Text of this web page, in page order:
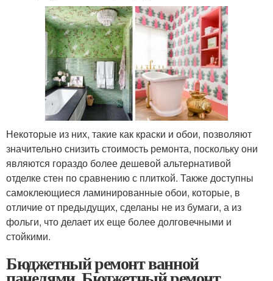
Некоторые из них, такие как краски и обои, позволяют
значительно снизить стоимость ремонта, поскольку они
являются гораздо более дешевой альтернативой
отделке стен по сравнению с плиткой. Также доступны
самоклеющиеся ламинированные обои, которые, в
отличие от предыдущих, сделаны не из бумаги, а из
фольги, что делает их еще более долговечными и
стойкими.
Бюджетный ремонт ванной